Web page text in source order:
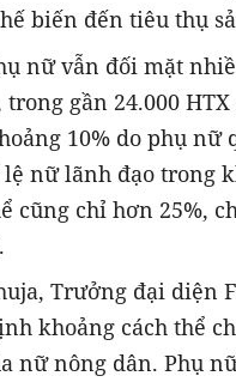
biến đến tiêu thụ
nữ vẫn đối mặt
gần 24.000
10% do phụ nữ
nữ lãnh đạo trong
cũng chỉ hơn 25%,
Trưởng đại diện
khoảng cách thể
nữ nông dân. Phụ